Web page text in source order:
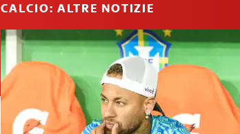
CALCIO: ALTRE NOTIZIE